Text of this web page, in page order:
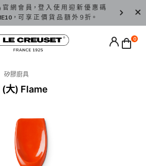
網 會 員，登 入 使 用 迎 新 優 惠 碼
，可 享 正 價 貨 品 額 外 9 折。
香 港 / 澳
0
矽膠廚具
大) Flame